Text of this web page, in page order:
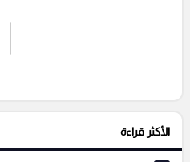
إرسال
التعليقات السابقة
الأكثر قراءة